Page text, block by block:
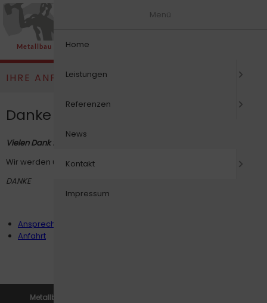
Metallbau | Konstruktionstechnik | Schlosserei | Reparaturwerkstatt
IHRE ANFRAGE
Danke für Ihre Anfrage
Vielen Dank für ihre Anfrage !
Wir werden uns in Kürze mit Ihnen in Verbindung setzen.
DANKE
Navigation
überspringen
Ansprechpartner
Anfahrt
Metallbau Lars Kadereit
Menü
Home
Leistungen
Referenzen
News
Kontakt
Impressum